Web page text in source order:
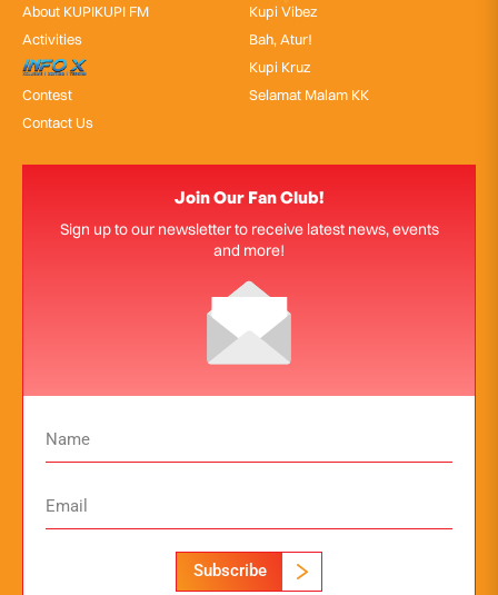
About KUPIKUPI FM
Activities
InfoX
Contest
Contact Us
Kupi Vibez
Bah, Atur!
Kupi Kruz
Selamat Malam KK
Join Our Fan Club!
Sign up to our newsletter to receive latest news, events
and more!
Subscribe